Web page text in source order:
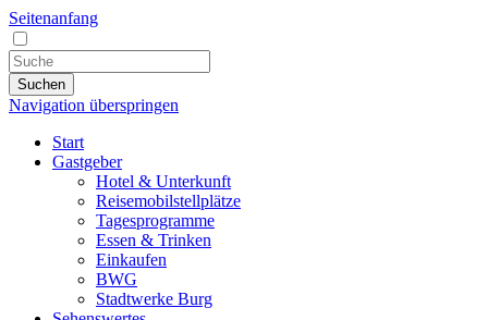
Seitenanfang
Suchen
Navigation überspringen
Start
Gastgeber
Hotel & Unterkunft
Reisemobilstellplätze
Tagesprogramme
Essen & Trinken
Einkaufen
BWG
Stadtwerke Burg